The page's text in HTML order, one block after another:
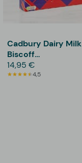
Cadbury Dairy Milk
Biscoff
Adventskalender
14,95 €
4,5